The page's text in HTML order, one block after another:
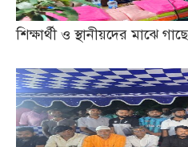
শিক্ষার্থী ও স্থানীয়দের মাঝে